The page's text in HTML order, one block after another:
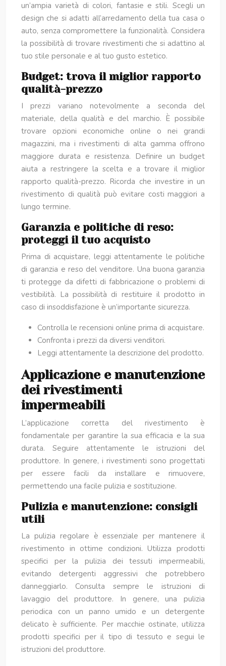
un’ampia varietà di colori, fantasie e stili. Scegli un
design che si adatti all’arredamento della tua casa o
auto, senza compromettere la funzionalità. Considera
la possibilità di trovare rivestimenti che si adattino al
tuo stile personale e al tuo gusto estetico.
Budget: trova il miglior rapporto
qualità-prezzo
I prezzi variano notevolmente a seconda del
materiale, della qualità e del marchio. È possibile
trovare opzioni economiche online o nei grandi
magazzini, ma i rivestimenti di alta gamma offrono
maggiore durata e resistenza. Definire un budget
aiuta a restringere la scelta e a trovare il miglior
rapporto qualità-prezzo. Ricorda che investire in un
rivestimento di qualità può evitare costi maggiori a
lungo termine.
Garanzia e politiche di reso:
proteggi il tuo acquisto
Prima di acquistare, leggi attentamente le politiche
di garanzia e reso del venditore. Una buona garanzia
ti protegge da difetti di fabbricazione o problemi di
vestibilità. La possibilità di restituire il prodotto in
caso di insoddisfazione è un’importante sicurezza.
Controlla le recensioni online prima di acquistare.
Confronta i prezzi da diversi venditori.
Leggi attentamente la descrizione del prodotto.
Applicazione e manutenzione
dei rivestimenti
impermeabili
L’applicazione corretta del rivestimento è
fondamentale per garantire la sua efficacia e la sua
durata. Seguire attentamente le istruzioni del
produttore. In genere, i rivestimenti sono progettati
per essere facili da installare e rimuovere,
permettendo una facile pulizia e sostituzione.
Pulizia e manutenzione: consigli
utili
La pulizia regolare è essenziale per mantenere il
rivestimento in ottime condizioni. Utilizza prodotti
specifici per la pulizia dei tessuti impermeabili,
evitando detergenti aggressivi che potrebbero
danneggiarlo. Consulta sempre le istruzioni di
lavaggio del produttore. In genere, una pulizia
periodica con un panno umido e un detergente
delicato è sufficiente. Per macchie ostinate, utilizza
prodotti specifici per il tipo di tessuto e segui le
istruzioni del produttore.